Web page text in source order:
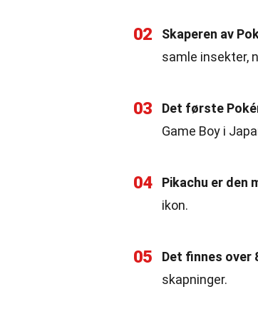
02 Skaperen av
samle insekter,
03 Det første
Game Boy i
04 Pikachu er den
ikon.
05 Det finnes over
skapninger.